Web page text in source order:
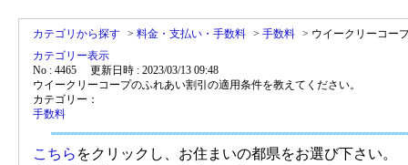
カテゴリから探す > 料金・支払い・手数料 > 手数料 > ウイークリーコー
カテゴリー表示
No : 4465
更新日時 : 2023/03/13 09:48
ウイークリーコープのふれあい割引の適用条件を教えてください。
カテゴリー：
手数料
こちら をクリックし、お住まいの都県をお選び下さい。